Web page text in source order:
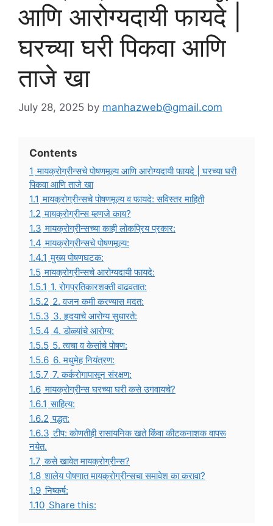
आणि आरोग्यदायी फायदे |
घरच्या घरी पिकवा आणि
ताजे खा
July 28, 2025 by manhazweb@gmail.com
Contents
1 मायक्रोग्रीन्सचे पोषणमूल्य आणि आरोग्यदायी फायदे | घरच्या घरी
पिकवा आणि ताजे खा
1.1 मायक्रोग्रीन्सचे पोषणमूल्य व फायदे: सविस्तर माहिती
1.2 मायक्रोग्रीन्स म्हणजे काय?
1.3 मायक्रोग्रीन्सच्या काही लोकप्रिय प्रकार:
1.4 मायक्रोग्रीन्सचे पोषणमूल्य:
1.4.1 मुख्य पोषणघटक:
1.5 मायक्रोग्रीन्सचे आरोग्यदायी फायदे:
1.5.1 1. रोगप्रतिकारशक्ती वाढवतात:
1.5.2 2. वजन कमी करण्यास मदत:
1.5.3 3. हृदयाचे आरोग्य सुधारते:
1.5.4 4. डोळ्यांचे आरोग्य:
1.5.5 5. त्वचा व केसांचे पोषण:
1.5.6 6. मधुमेह नियंत्रण:
1.5.7 7. कर्करोगापासून संरक्षण:
1.6 मायक्रोग्रीन्स घरच्या घरी कसे उगवायचे?
1.6.1 साहित्य:
1.6.2 पद्धत:
1.6.3 टीप: कोणतीही रासायनिक खते किंवा कीटकनाशक वापरू
नयेत.
1.7 कसे खावेत मायक्रोग्रीन्स?
1.8 शालेय पोषणात मायक्रोग्रीन्सचा समावेश का करावा?
1.9 निष्कर्ष:
1.10 Share this: